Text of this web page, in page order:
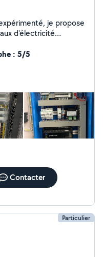
d'électricité
tâches comme le
et divers
: 5/5
Contacter
Particulier